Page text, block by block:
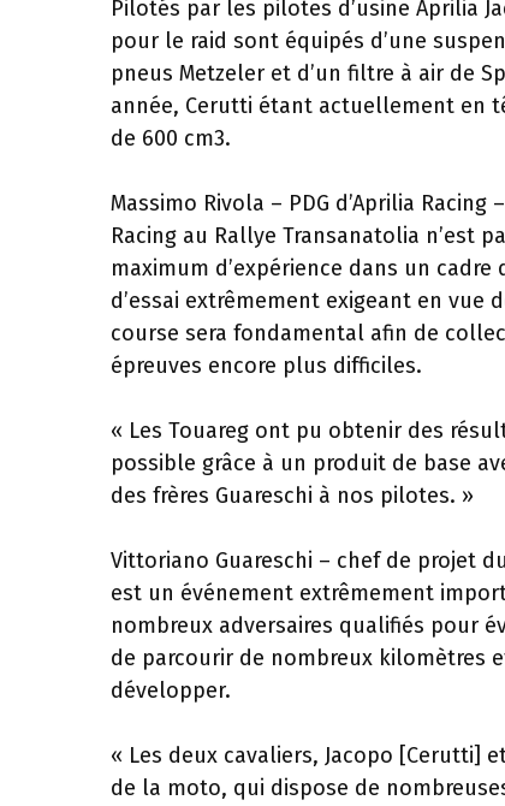
Pilotés par les pilotes d’usine Aprilia
pour le raid sont équipés d’une
pneus Metzeler et d’un filtre à air de
année, Cerutti étant actuellement en
de 600 cm3.
Massimo Rivola – PDG d’Aprilia
Racing au Rallye Transanatolia n’est
maximum d’expérience dans un
d’essai extrêmement exigeant en vue
course sera fondamental afin de
épreuves encore plus difficiles.
« Les Touareg ont pu obtenir des
possible grâce à un produit de base
des frères Guareschi à nos pilotes. »
Vittoriano Guareschi – chef de projet
est un événement extrêmement
nombreux adversaires qualifiés pour
de parcourir de nombreux kilomètres
développer.
« Les deux cavaliers, Jacopo [Cerutti]
de la moto, qui dispose de